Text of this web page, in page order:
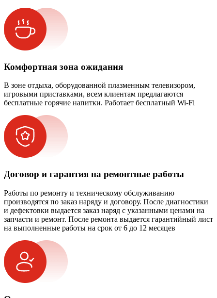
Комфортная зона ожидания
В зоне отдыха, оборудованной плазменным телевизором,
игровыми приставками, всем клиентам предлагаются
бесплатные горячие напитки. Работает бесплатный Wi-Fi
Договор и гарантия на ремонтные работы
Работы по ремонту и техническому обслуживанию
производятся по заказ наряду и договору. После диагностики
и дефектовки выдается заказ наряд с указанными ценами на
запчасти и ремонт. После ремонта выдается гарантийный лист
на выполненные работы на срок от 6 до 12 месяцев